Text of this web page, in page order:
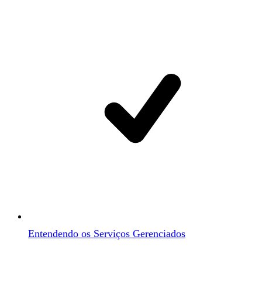
Entendendo os Serviços Gerenciados